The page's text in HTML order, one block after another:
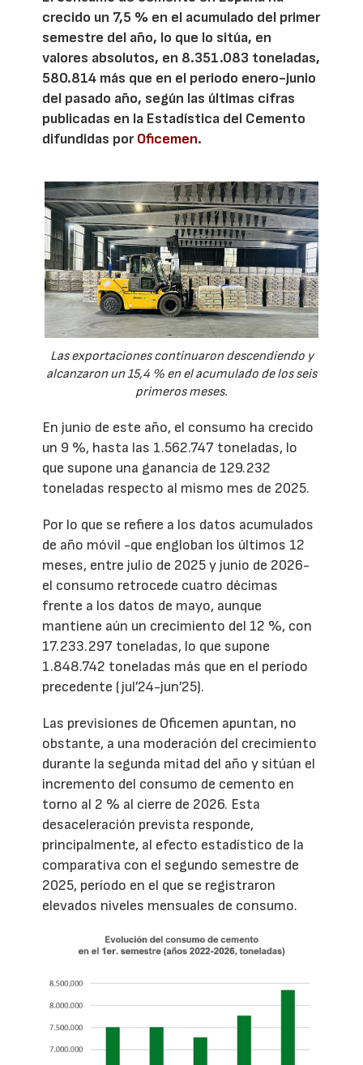
crecido un 7,5 % en el acumulado del primer
semestre del año, lo que lo sitúa, en
valores absolutos, en 8.351.083 toneladas,
580.814 más que en el periodo enero-junio
del pasado año, según las últimas cifras
publicadas en la Estadística del Cemento
difundidas porOficemen.
Las exportaciones continuaron descendiendo y
alcanzaron un 15,4 % en el acumulado de los seis
primeros meses.
En junio de este año, el consumo ha crecido
un 9 %, hasta las 1.562.747 toneladas, lo
que supone una ganancia de 129.232
toneladas respecto al mismo mes de 2025.
Por lo que se refiere a los datos acumulados
de año móvil -que engloban los últimos 12
meses, entre julio de 2025 y junio de 2026-
el consumo retrocede cuatro décimas
frente a los datos de mayo, aunque
mantiene aún un crecimiento del 12 %, con
17.233.297 toneladas, lo que supone
1.848.742 toneladas más que en el período
precedente (jul’24-jun’25).
Las previsiones de Oficemen apuntan, no
obstante, a una moderación del crecimiento
durante la segunda mitad del año y sitúan el
incremento del consumo de cemento en
torno al 2 % al cierre de 2026. Esta
desaceleración prevista responde,
principalmente, al efecto estadístico de la
comparativa con el segundo semestre de
2025, período en el que se registraron
elevados niveles mensuales de consumo.